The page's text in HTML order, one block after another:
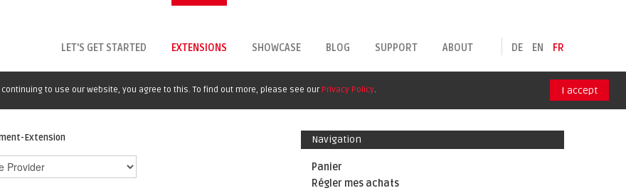
DE EN FR
LET'S GET STARTED EXTENSIONS SHOWCASE BLOG SUPPORT ABOUT
to use our website, you agree to this. To find out more, please see our Privacy Policy. I accept
Extension Navigation
Panier
Régler mes achats